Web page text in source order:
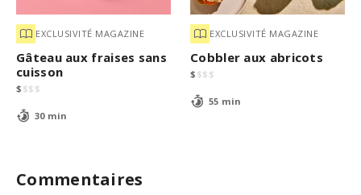
EXCLUSIVITÉ MAGAZINE
Gâteau aux fraises sans
cuisson
$ $$ $
30 min
EXCLUSIVITÉ MAGAZINE
Cobbler aux abricots
$ $$ $
55 min
Commentaires